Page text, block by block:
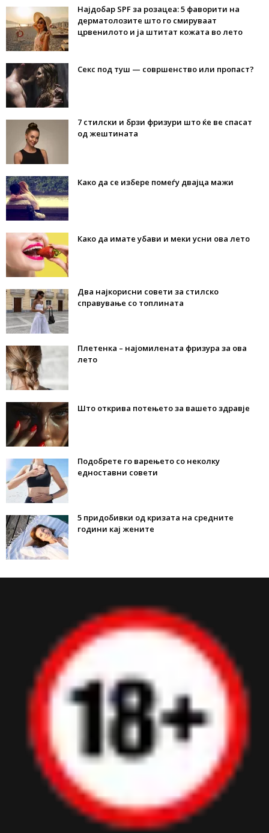
Најдобар SPF за розацеа: 5 фаворити на
дерматолозите што го смируваат
црвенилото и ја штитат кожата во лето
Секс под туш — совршенство или пропаст?
7 стилски и брзи фризури што ќе ве спасат
од жештината
Како да се избере помеѓу двајца мажи
Како да имате убави и меки усни ова лето
Два најкорисни совети за стилско
справување со топлината
Плетенка – најомилената фризура за ова
лето
Што открива потењето за вашето здравје
Подобрете го варењето со неколку
едноставни совети
5 придобивки од кризата на средните
години кај жените